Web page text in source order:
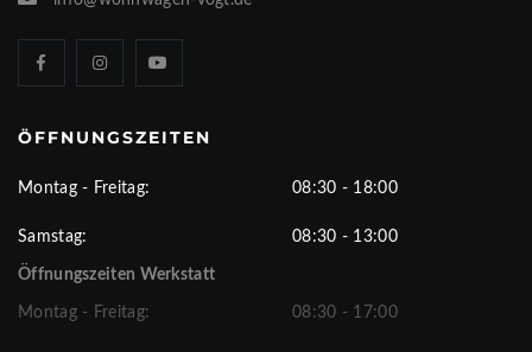
ÖFFNUNGSZEITEN
Montag - Freitag: 08:30 - 18:00
Samstag: 08:30 - 13:00
Öffnungszeiten Werkstatt
Montag - Freitag: 08:30 - 17:00